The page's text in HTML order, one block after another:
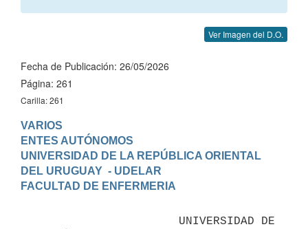
Ver Imagen del D.O.
Fecha de Publicación: 26/05/2026
Página: 261
Carilla: 261
VARIOS
ENTES AUTÓNOMOS
UNIVERSIDAD DE LA REPÚBLICA ORIENTAL
DEL URUGUAY  - UDELAR